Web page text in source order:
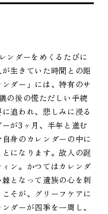
ンダーをめくるたびに
生きていた時間との距
ダー」には、特有のサ
の後の慌ただしい手続
追われ、悲しみに浸る
が3ヶ月、半年と進む
身のカレンダーの中に
になります。故人の誕
ン。かつてはカレンダ
となって遺族の心を刺
そが、グリーフケアに
ダーが四季を一周し、